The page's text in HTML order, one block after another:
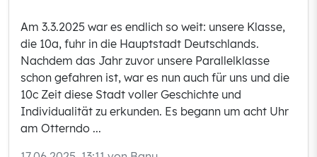
Am 3.3.2025 war es endlich so weit: unsere Klasse,
die 10a, fuhr in die Hauptstadt Deutschlands.
Nachdem das Jahr zuvor unsere Parallelklasse
schon gefahren ist, war es nun auch für uns und die
10c Zeit diese Stadt voller Geschichte und
Individualität zu erkunden. Es begann um acht Uhr
am Otterndo ...